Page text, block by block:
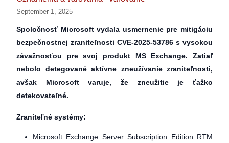
September 1, 2025
Spoločnosť Microsoft vydala usmernenie pre mitigáciu
bezpečnostnej zraniteľnosti CVE-2025-53786 s vysokou
závažnosťou pre svoj produkt MS Exchange. Zatiaľ
nebolo detegované aktívne zneužívanie zraniteľnosti,
avšak Microsoft varuje, že zneužitie je ťažko
detekovateľné.
Zraniteľné systémy:
Microsoft Exchange Server Subscription Edition RTM